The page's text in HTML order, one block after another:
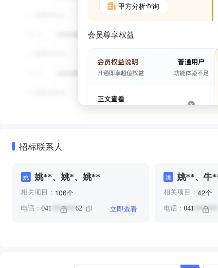
甲方分析查询
会员尊享权益
招标联系人
姚 姚**、姚*、姚**
相关项目： 106个
电话： 041 ******* 62 立即查看
姚 姚**、牛
相关项目： 42个
电话： 041 *******